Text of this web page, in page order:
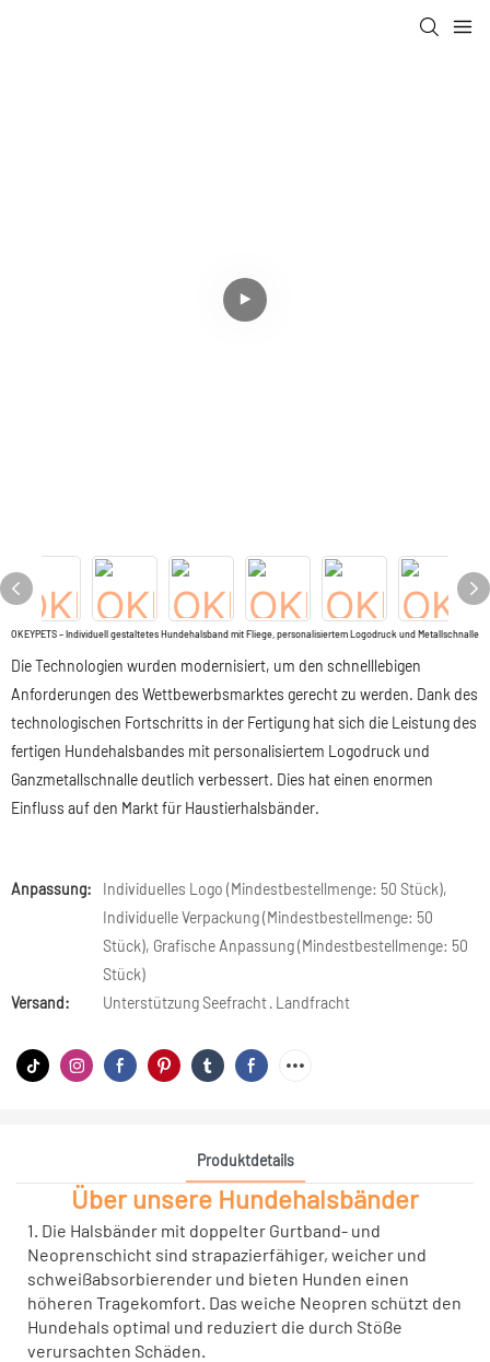
OKEYPETS – Individuell gestaltetes Hundehalsband mit Fliege, personalisiertem Logodruck und Metallschnalle
Die Technologien wurden modernisiert, um den schnelllebigen
Anforderungen des Wettbewerbsmarktes gerecht zu werden. Dank des
technologischen Fortschritts in der Fertigung hat sich die Leistung des
fertigen Hundehalsbandes mit personalisiertem Logodruck und
Ganzmetallschnalle deutlich verbessert. Dies hat einen enormen
Einfluss auf den Markt für Haustierhalsbänder.
Anpassung:
Individuelles Logo (Mindestbestellmenge: 50 Stück),
Individuelle Verpackung (Mindestbestellmenge: 50
Stück), Grafische Anpassung (Mindestbestellmenge: 50
Stück)
Versand:
Unterstützung Seefracht · Landfracht
Produktdetails
Über unsere Hundehalsbänder
1. Die Halsbänder mit doppelter Gurtband- und
Neoprenschicht sind strapazierfähiger, weicher und
schweißabsorbierender und bieten Hunden einen
höheren Tragekomfort. Das weiche Neopren schützt den
Hundehals optimal und reduziert die durch Stöße
verursachten Schäden.